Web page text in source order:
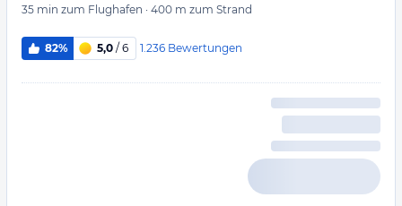
35 min zum Flughafen · 400 m zum Strand
82% 5,0 / 6 1.236 Bewertungen